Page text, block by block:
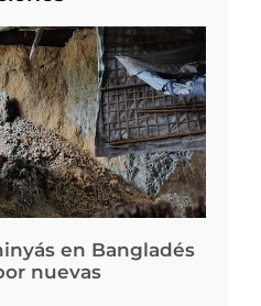
en Bangladés
nuevas